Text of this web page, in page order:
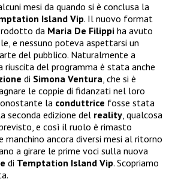
mesi da quando si è conclusa la
Island Vip. Il nuovo format
da Maria De Filippi ha avuto
e nessuno poteva aspettarsi un
del pubblico. Naturalmente a
riuscita del programma è stata anche
di Simona Ventura, che si è
le coppie di fidanzati nel loro
la conduttrice fosse stata
seconda edizione del reality, qualcosa
e così il ruolo è rimasto
manchino ancora diversi mesi al ritorno
a girare le prime voci sulla nuova
di Temptation Island Vip. Scopriamo